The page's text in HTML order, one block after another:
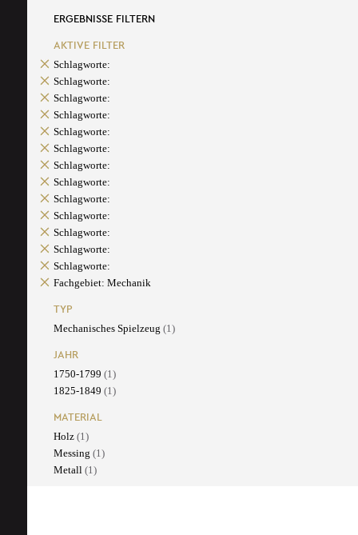
ERGEBNISSE FILTERN
AKTIVE FILTER
Schlagworte:
Schlagworte:
Schlagworte:
Schlagworte:
Schlagworte:
Schlagworte:
Schlagworte:
Schlagworte:
Schlagworte:
Schlagworte:
Schlagworte:
Schlagworte:
Schlagworte:
Fachgebiet: Mechanik
TYP
Mechanisches Spielzeug (1)
JAHR
1750-1799 (1)
1825-1849 (1)
MATERIAL
Holz (1)
Messing (1)
Metall (1)